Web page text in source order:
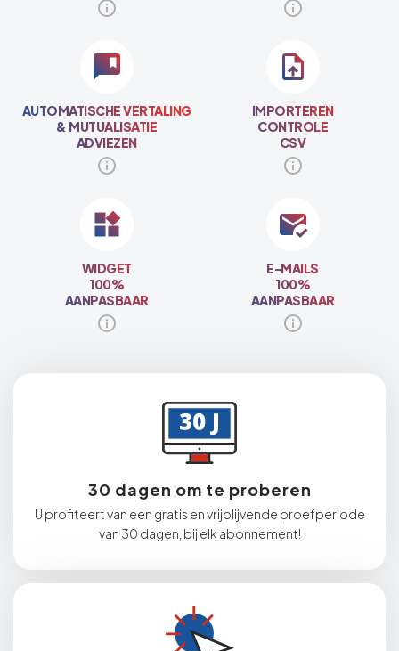
AUTOMATISCHE VERTALING
& MUTUALISATIE
ADVIEZEN
IMPORTEREN
CONTROLE
CSV
WIDGET
100%
AANPASBAAR
E-MAILS
100%
AANPASBAAR
30 dagen om te proberen
U profiteert van een gratis en vrijblijvende proefperiode
van 30 dagen, bij elk abonnement!